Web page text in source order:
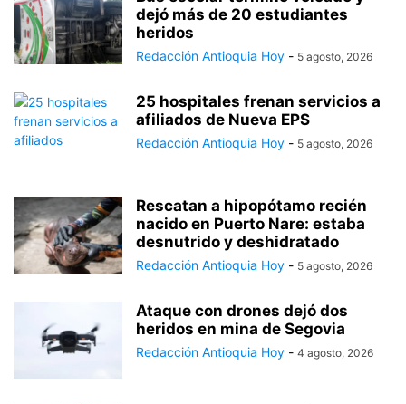
dejó más de 20 estudiantes
heridos
Redacción Antioquia Hoy - 5 agosto, 2026
25 hospitales frenan servicios a
afiliados de Nueva EPS
Redacción Antioquia Hoy - 5 agosto, 2026
Rescatan a hipopótamo recién
nacido en Puerto Nare: estaba
desnutrido y deshidratado
Redacción Antioquia Hoy - 5 agosto, 2026
Ataque con drones dejó dos
heridos en mina de Segovia
Redacción Antioquia Hoy - 4 agosto, 2026